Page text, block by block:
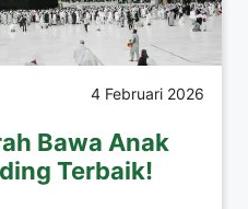
4 Februari 2026
Bawa Anak
Terbaik!